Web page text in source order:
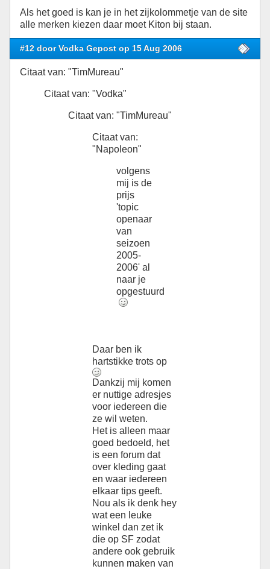
Als het goed is kan je in het zijkolommetje van de site
alle merken kiezen daar moet Kiton bij staan.
#12 door Vodka Gepost op 15 Aug 2006
Citaat van: "TimMureau"
Citaat van: "Vodka"
Citaat van: "TimMureau"
Citaat van:
"Napoleon"
volgens
mij is de
prijs
'topic
openaar
van
seizoen
2005-
2006' al
naar je
opgestuurd
Daar ben ik
hartstikke trots op
Dankzij mij komen
er nuttige adresjes
voor iedereen die
ze wil weten.
Het is alleen maar
goed bedoeld, het
is een forum dat
over kleding gaat
en waar iedereen
elkaar tips geeft.
Nou als ik denk hey
wat een leuke
winkel dan zet ik
die op SF zodat
andere ook gebruik
kunnen maken van